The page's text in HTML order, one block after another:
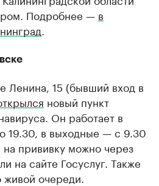
Подробнее — в
Ленина, 15 (бывший вход в
новый пункт
Он работает в
19.30, в выходные — с 9.30
на прививку можно через
на сайте Госуслуг. Также
очереди.